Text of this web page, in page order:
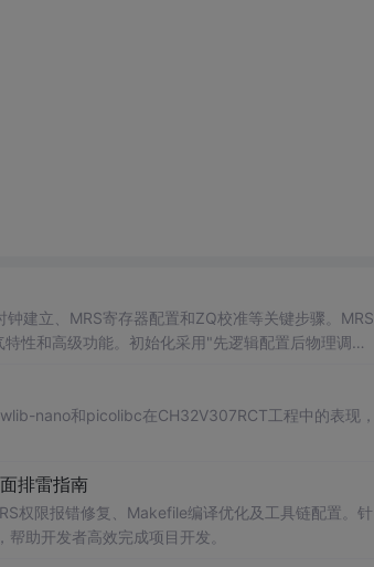
建立、MRS寄存器配置和ZQ校准等关键步骤。MRS
性和高级功能。初始化采用"先逻辑配置后物理调
nano和picolibc在CH32V307RCT工程中的表现，
排雷指南
权限报错修复、Makefile编译优化及工具链配置。针
助开发者高效完成项目开发。